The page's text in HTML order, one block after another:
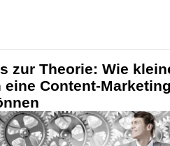
zur Theorie: Wie
eine Content-